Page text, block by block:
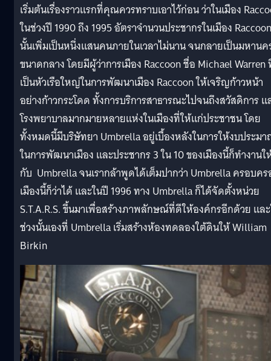
เริ่มต้นเรื่องราวแรกที่คุณควรทราบเอาไว้ก่อน ว่าในเมือง
ในช่วงปี 1990 ถึง 1995 อัตราจำนวนประชากรในเมือง Raccoon
นั้นเพิ่มเป็นหนึ่งแสนคนภายในเวลาไม่นาน จนกลายเป็นมหานค
ขนาดกลาง โดยมีผู้ว่าการเมือง Raccoon ชื่อ Michael Warren
เป็นหัวเรือใหญ่ในการพัฒนาเมือง Raccoon ให้เจริญก้าวหน้า
อย่างก้าวกระโดด ทั้งการบริการสาธารณะไปจนถึงสวัสดิการ แ
โรงพยาบาลมากมายหลายแห่งในเมืองที่ให้แก่ประชาชน โดย
ทั้งหมดนี้มีบริษัทยา Umbrella อยู่เบื้องหลังในการให้งบประม
ในการพัฒนาเมือง และประชากร 3 ใน 10 ของเมืองนี้ก็ทำงานใ
กับ Umbrella จนเรากล้าพูดได้เต็มปากว่า Umbrella ครอบคร
เมืองนี้ก็ว่าได้ และในปี 1996 ทาง Umbrella ก็ได้จัดตั้งหน่วย
S.T.A.R.S. ขึ้นมาเพื่อสร้างภาพลักษณ์ที่ดีให้องค์กรอีกด้วย แล
ช่วงนั้นเองที่ Umbrella เริ่มสร้างห้องทดลองใต้ดินให้ William
Birkin